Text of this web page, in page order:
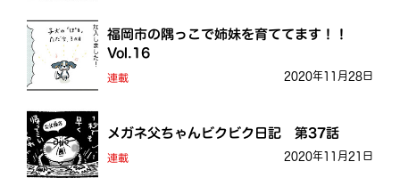
福岡市の隅っこで姉妹を育ててます！！
Vol.16
連載 2020年11月28日
メガネ父ちゃんビクビク日記 第37話
連載 2020年11月21日